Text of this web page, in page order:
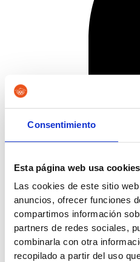
Consentimiento
Esta página web usa cookies
Las cookies de este sitio
anuncios, ofrecer funciones
compartimos información
partners de redes sociales,
combinarla con otra
recopilado a partir del uso